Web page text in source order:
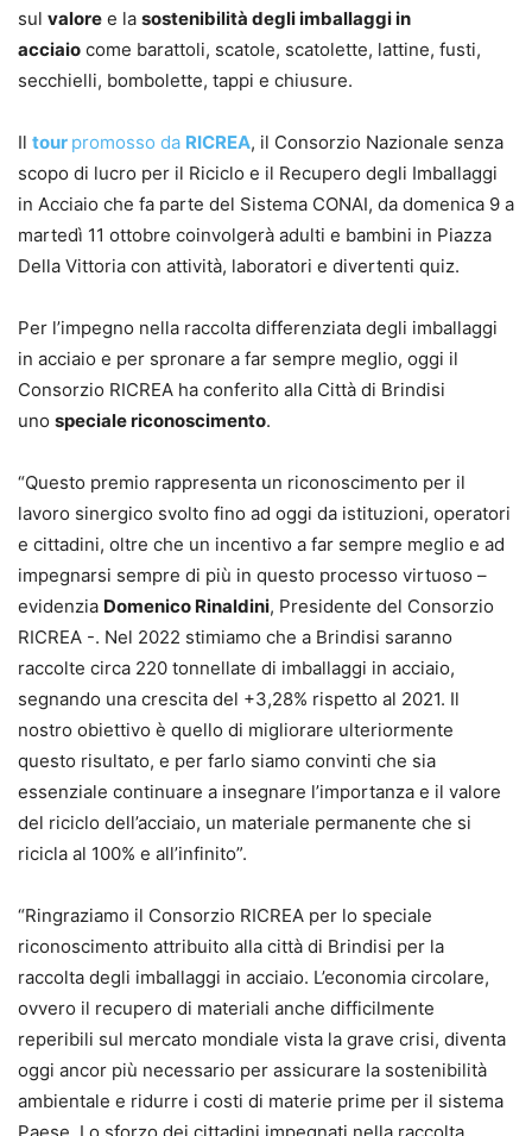
sul valore e la sostenibilità degli imballaggi in
acciaio come barattoli, scatole, scatolette, lattine, fusti,
secchielli, bombolette, tappi e chiusure.
Il tour promosso da RICREA, il Consorzio Nazionale senza
scopo di lucro per il Riciclo e il Recupero degli Imballaggi
in Acciaio che fa parte del Sistema CONAI, da domenica 9 a
martedì 11 ottobre coinvolgerà adulti e bambini in Piazza
Della Vittoria con attività, laboratori e divertenti quiz.
Per l’impegno nella raccolta differenziata degli imballaggi
in acciaio e per spronare a far sempre meglio, oggi il
Consorzio RICREA ha conferito alla Città di Brindisi
uno speciale riconoscimento.
“Questo premio rappresenta un riconoscimento per il
lavoro sinergico svolto fino ad oggi da istituzioni, operatori
e cittadini, oltre che un incentivo a far sempre meglio e ad
impegnarsi sempre di più in questo processo virtuoso –
evidenzia Domenico Rinaldini, Presidente del Consorzio
RICREA -. Nel 2022 stimiamo che a Brindisi saranno
raccolte circa 220 tonnellate di imballaggi in acciaio,
segnando una crescita del +3,28% rispetto al 2021. Il
nostro obiettivo è quello di migliorare ulteriormente
questo risultato, e per farlo siamo convinti che sia
essenziale continuare a insegnare l’importanza e il valore
del riciclo dell’acciaio, un materiale permanente che si
ricicla al 100% e all’infinito”.
“Ringraziamo il Consorzio RICREA per lo speciale
riconoscimento attribuito alla città di Brindisi per la
raccolta degli imballaggi in acciaio. L’economia circolare,
ovvero il recupero di materiali anche difficilmente
reperibili sul mercato mondiale vista la grave crisi, diventa
oggi ancor più necessario per assicurare la sostenibilità
ambientale e ridurre i costi di materie prime per il sistema